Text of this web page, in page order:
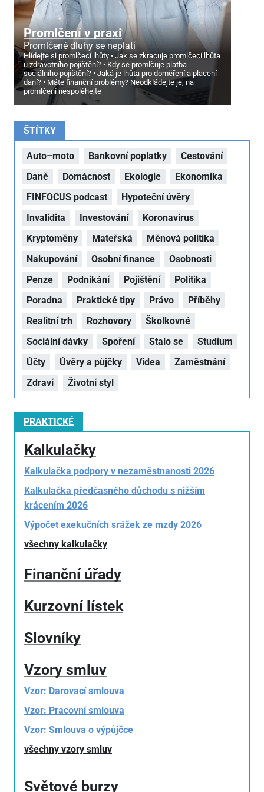
Promlčení v praxi
Promlčené dluhy se neplatí
Hlídejte si promlčecí lhůty
Jak se zkracuje promlčecí lhůta
u zdravotního pojištění?
Kdy se promlčuje platba
sociálního pojištění?
Jaká je lhůta pro doměření a placení
daní?
Máte finanční problémy? Neodkládejte je, na
promlčení nespoléhejte
ŠTÍTKY
Auto–moto Bankovní poplatky
Cestování
Daně
Domácnost Ekologie
Ekonomika
FINFOCUS podcast
Hypoteční úvěry
Invalidita
Investování
Koronavirus
Kryptoměny
Mateřská
Měnová politika
Nakupování
Osobní finance
Osobnosti
Penze
Podnikání Pojištění
Politika
Poradna
Praktické tipy Právo
Příběhy
Realitní trh
Rozhovory
Školkovné
Sociální dávky
Spoření Stalo se
Studium
Účty
Úvěry a půjčky Videa
Zaměstnání
Zdraví
Životní styl
PRAKTICKÉ
Kalkulačky
Kalkulačka podpory v nezaměstnanosti 2026
Kalkulačka předčasného důchodu s nižším
krácením 2026
Výpočet exekučních srážek ze mzdy 2026
všechny kalkulačky
Finanční úřady
Kurzovní lístek
Slovníky
Vzory smluv
Vzor: Darovací smlouva
Vzor: Pracovní smlouva
Vzor: Smlouva o výpůjčce
všechny vzory smluv
Světové burzy